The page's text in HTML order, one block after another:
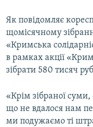
Як повідомляє
щомісячному
«Кримська
в рамках акції
зібрати 580 тисяч
«Крім зібраної
що не вдалося нам
ми подужаємо ті